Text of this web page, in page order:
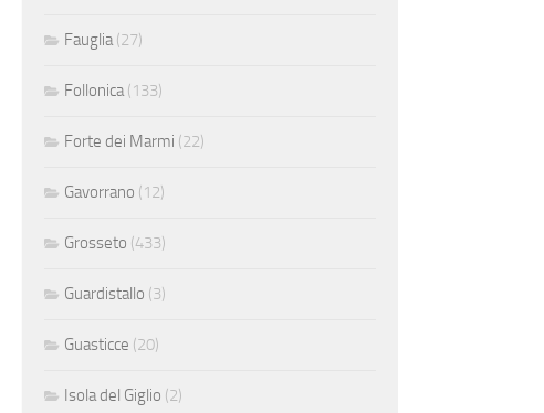
Fauglia(27)
Follonica(133)
Forte dei Marmi (22)
Gavorrano (12)
Grosseto (433)
Guardistallo (3)
Guasticce (20)
Isola del Giglio (2)